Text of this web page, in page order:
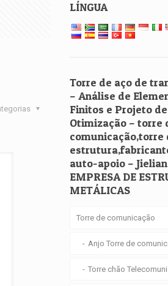
LÍNGUA
Torre de aço de
– Análise de
Finitos e Projeto de
Otimização – torre
comunicação,torre
auto-apoio – Jielian
EMPRESA DE
METÁLICAS
Torre de comunicação
Anjo Torre de
Torre chão